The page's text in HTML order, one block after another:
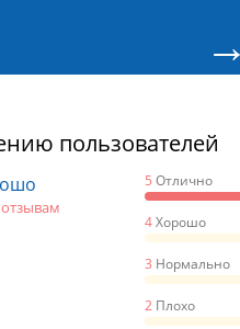
пользователей
5 Отлично
4 Хорошо
3 Нормально
2 Плохо